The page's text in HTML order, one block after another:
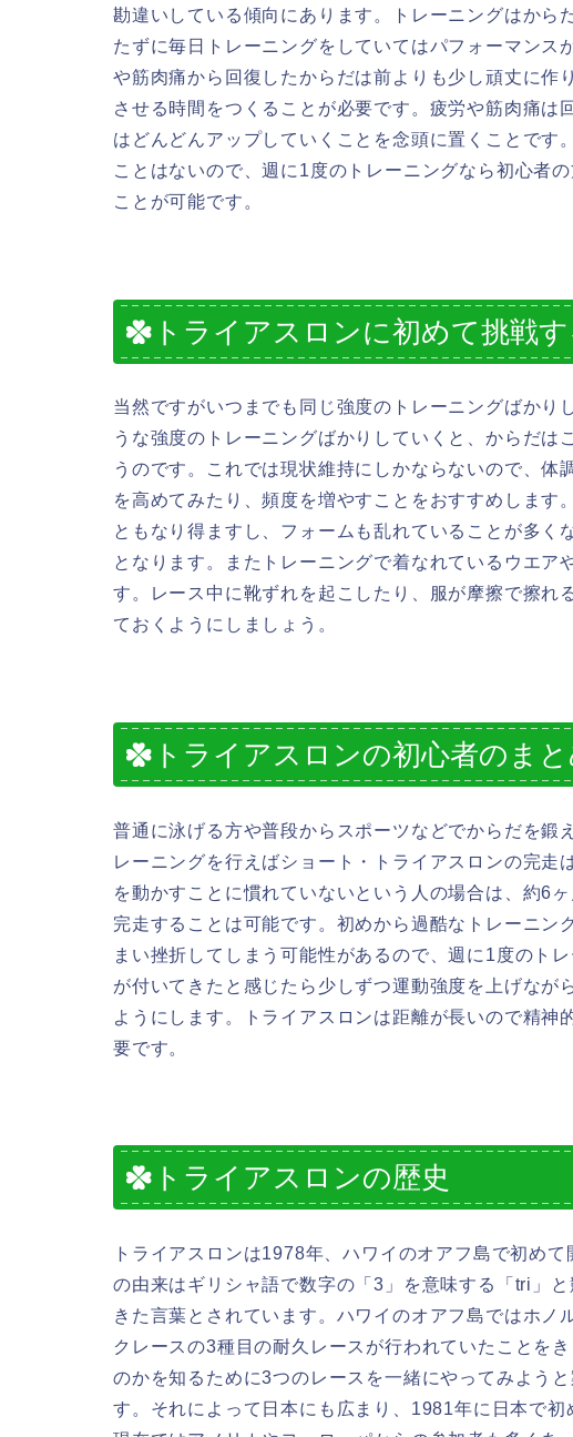
勘違いしている傾向にあります。トレーニングはから
たずに毎日トレーニングをしていてはパフォーマンス
や筋肉痛から回復したからだは前よりも少し頑丈に作
させる時間をつくることが必要です。疲労や筋肉痛は
はどんどんアップしていくことを念頭に置くことです
ことはないので、週に1度のトレーニングなら初心者
ことが可能です。
トライアスロンに初めて挑戦
当然ですがいつまでも同じ強度のトレーニングばかり
うな強度のトレーニングばかりしていくと、からだは
うのです。これでは現状維持にしかならないので、体
を高めてみたり、頻度を増やすことをおすすめします
ともなり得ますし、フォームも乱れていることが多く
となります。またトレーニングで着なれているウエア
す。レース中に靴ずれを起こしたり、服が摩擦で擦れ
ておくようにしましょう。
トライアスロンの初心者のま
普通に泳げる方や普段からスポーツなどでからだを鍛
レーニングを行えばショート・トライアスロンの完走
を動かすことに慣れていないという人の場合は、約6
完走することは可能です。初めから過酷なトレーニン
まい挫折してしまう可能性があるので、週に1度のト
が付いてきたと感じたら少しずつ運動強度を上げなが
ようにします。トライアスロンは距離が長いので精神
要です。
トライアスロンの歴史
トライアスロンは1978年、ハワイのオアフ島で初め
の由来はギリシャ語で数字の「3」を意味する「tri」
きた言葉とされています。ハワイのオアフ島ではホノ
クレースの3種目の耐久レースが行われていたことを
のかを知るために3つのレースを一緒にやってみよう
す。それによって日本にも広まり、1981年に日本で初